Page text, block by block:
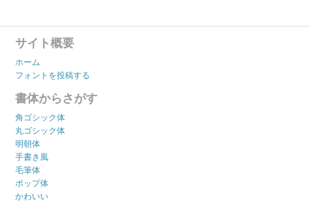
サイト概要
ホーム
フォントを投稿する
書体からさがす
角ゴシック体
丸ゴシック体
明朝体
手書き風
毛筆体
ポップ体
かわいい